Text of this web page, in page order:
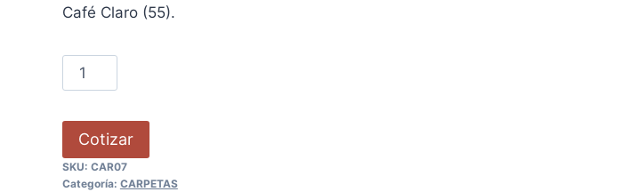
Café Claro (55).
Cotizar
SKU: CAR07
Categoría: CARPETAS